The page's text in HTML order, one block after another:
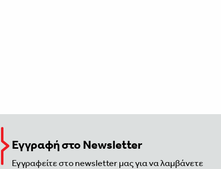
Εγγραφή στο Newsletter
Εγγραφείτε στο newsletter μας για να λαμβάνετε